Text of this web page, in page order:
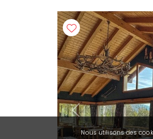
Previous
Nous utilisons des